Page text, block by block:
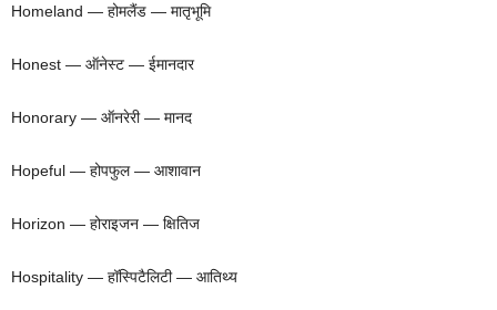
Homeland — होमलैंड — मातृभूमि
Honest — ऑनेस्ट — ईमानदार
Honorary — ऑनरेरी — मानद
Hopeful — होपफुल — आशावान
Horizon — होराइजन — क्षितिज
Hospitality — हॉस्पिटैलिटी — आतिथ्य